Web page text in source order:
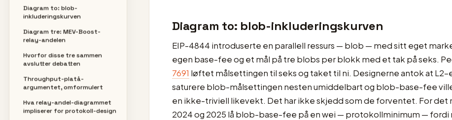
Diagram to: blob-inkluderingskurven
EIP-4844 introduserte en parallell ressurs — blob — med sitt eget
egen base-fee og et mål på tre blobs per blokk med et tak på seks.
7691 løftet målsettingen til seks og taket til ni. Designerne antok at L2-
saturere blob-målsettingen nesten umiddelbart og blob-base-fee
en ikke-triviell likevekt. Det har ikke skjedd som de forventet. For det
2024 og 2025 lå blob-base-fee på en wei — protokollminimum — fordi
Diagram to: blob-
inkluderingskurven
Diagram tre: MEV-Boost-
relay-andelen
Hvorfor disse tre sammen
avslutter debatten
Throughput-platå-
argumentet, omformulert
Hva relay-andel-diagrammet
impliserer for protokoll-design